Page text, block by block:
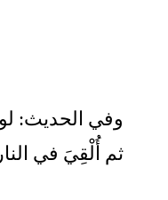
وفي الحديث:
ثم أُلْقِيَ في